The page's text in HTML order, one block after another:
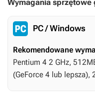
Wymagania sprzętowe
PC / Windows
Rekomendowane
Pentium 4 2 GHz,
(GeForce 4 lub lepsza),